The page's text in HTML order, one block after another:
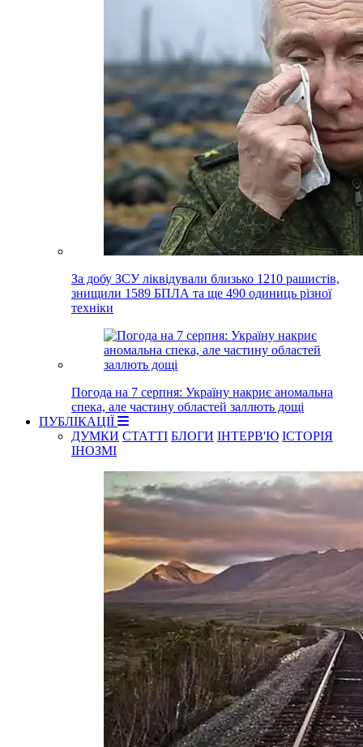
За добу ЗСУ ліквідували близько 1210 рашистів,
знищили 1589 БПЛА та ще 490 одиниць різної
техніки
Погода на 7 серпня: Україну накриє аномальна
спека, але частину областей заллють дощі
ПУБЛІКАЦІЇ
ДУМКИ СТАТТІ БЛОГИ ІНТЕРВ'Ю ІСТОРІЯ
ІНОЗМІ